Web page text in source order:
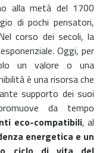
alla metà del 1700
di pochi pensatori,
corso dei secoli, la
Oggi, per
un valore o una
è una risorsa che
supporto dei suoi
da tempo
eco-compatibili, al
energetica e un